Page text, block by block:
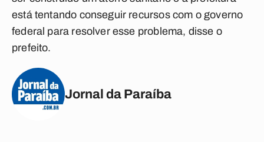
está tentando conseguir recursos com o governo
federal para resolver esse problema, disse o
prefeito.
Jornal da Paraíba